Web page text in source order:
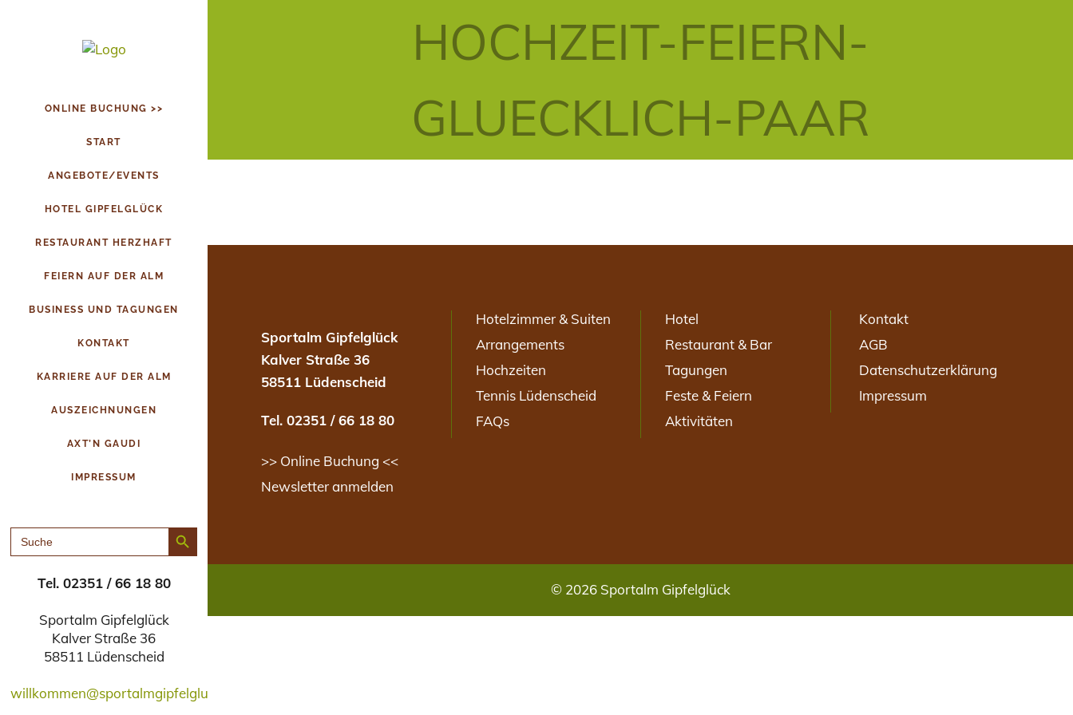
ONLINE BUCHUNG >>
START
ANGEBOTE/EVENTS
HOTEL GIPFELGLÜCK
RESTAURANT HERZHAFT
FEIERN AUF DER ALM
BUSINESS UND TAGUNGEN
KONTAKT
KARRIERE AUF DER ALM
AUSZEICHNUNGEN
AXT’N GAUDI
IMPRESSUM
SEARCH
FOR:
Search Button
Tel. 02351 / 66 18 80
Sportalm Gipfelglück
Kalver Straße 36
58511 Lüdenscheid
willkommen@sportalmgipfelglueck.de
HOCHZEIT-FEIERN-
GLUECKLICH-PAAR
Sportalm Gipfelglück
Kalver Straße 36
58511 Lüdenscheid
Tel. 02351 / 66 18 80
>> Online Buchung <<
Newsletter anmelden
Hotelzimmer & Suiten
Arrangements
Hochzeiten
Tennis Lüdenscheid
FAQs
Hotel
Restaurant & Bar
Tagungen
Feste & Feiern
Aktivitäten
Kontakt
AGB
Datenschutzerklärung
Impressum
© 2026 Sportalm Gipfelglück